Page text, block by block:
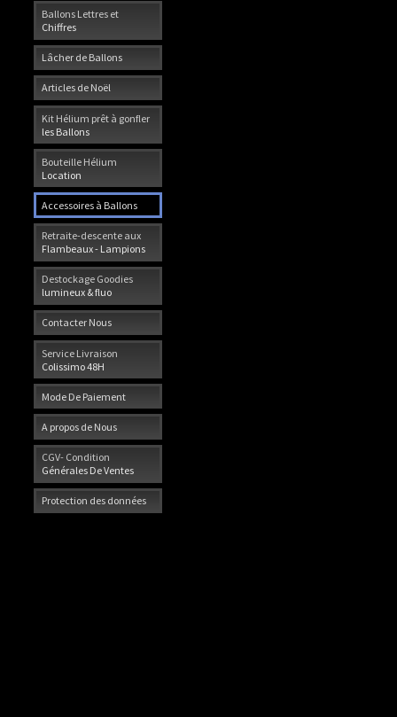
Ballons Lettres et
Chiffres
Lâcher de Ballons
Articles de Noël
Kit Hélium prêt à gonfler
les Ballons
Bouteille Hélium
Location
Accessoires à Ballons
Retraite-descente aux
Flambeaux - Lampions
Destockage Goodies
lumineux & fluo
Contacter Nous
Service Livraison
Colissimo 48H
Mode De Paiement
A propos de Nous
CGV- Condition
Générales De Ventes
Protection des données